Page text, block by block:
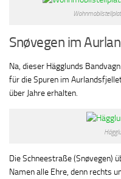
Snøvegen im
Na, dieser Hägglunds
für die Spuren im
über Jahre erhalten.
Die Schneestraße (Snøvegen)
Namen alle Ehre, denn rechts